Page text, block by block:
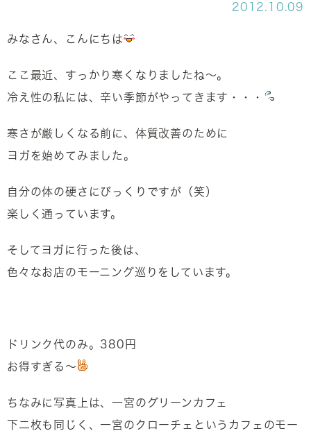
2012.10.09
みなさん、こんにちは
ここ最近、すっかり寒くなりましたね～。
冷え性の私には、辛い季節がやってきます・・・
寒さが厳しくなる前に、体質改善のために
ヨガを始めてみました。
自分の体の硬さにびっくりですが（笑）
楽しく通っています。
そしてヨガに行った後は、
色々なお店のモーニング巡りをしています。
ドリンク代のみ。380円
お得すぎる～
ちなみに写真上は、一宮のグリーンカフェ
下二枚も同じく、一宮のクローチェというカフェのモー